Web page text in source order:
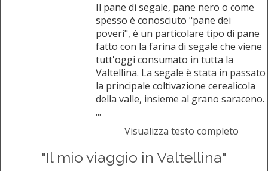
Il pane di segale, pane nero o come
spesso è conosciuto "pane dei
poveri", è un particolare tipo di pane
fatto con la farina di segale che viene
tutt'oggi consumato in tutta la
Valtellina. La segale è stata in passato
la principale coltivazione cerealicola
della valle, insieme al grano saraceno.
...
Visualizza testo completo
"Il mio viaggio in Valtellina"